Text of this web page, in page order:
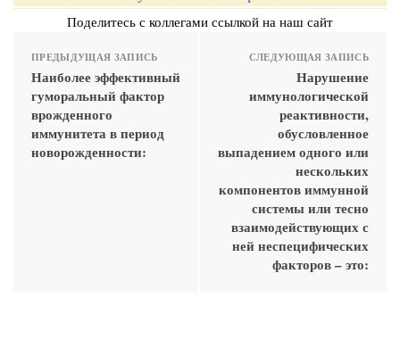
Поделитесь с коллегами ссылкой на наш сайт
ПРЕДЫДУЩАЯ ЗАПИСЬ
Наиболее эффективный
гуморальный фактор
врожденного
иммунитета в период
новорожденности:
СЛЕДУЮЩАЯ ЗАПИСЬ
Нарушение
иммунологической
реактивности,
обусловленное
выпадением одного или
нескольких
компонентов иммунной
системы или тесно
взаимодействующих с
ней неспецифических
факторов – это: